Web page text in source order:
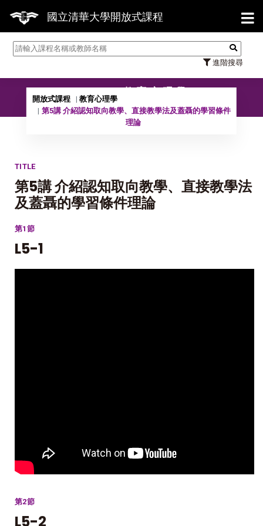
國立清華大學開放式課程
進階搜尋
【
10502 教育心理學
開放式課程
教育心理學
第5講 介紹認知取向教學、直接教學法及蓋聶的學習條件
理論
TITLE
第5講 介紹認知取向教學、直接教學法
及蓋聶的學習條件理論
第1節
L5-1
第2節
L5-2